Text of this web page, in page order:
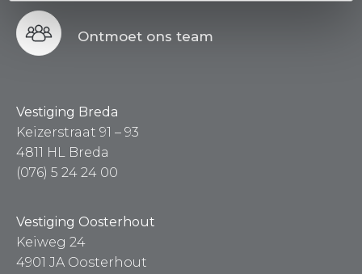
Ontmoet ons team
Vestiging Breda
Keizerstraat 91 – 93
4811 HL Breda
(076) 5 24 24 00
Vestiging Oosterhout
Keiweg 24
4901 JA Oosterhout